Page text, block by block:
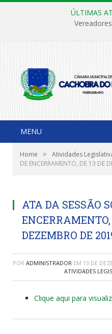
ÚLTIMAS
MENU
Home » Atividades
DE ENCERRAMENTO, DE 13 DE
ATA DA SESSÃO
ENCERRAMENTO,
DEZEMBRO DE
POR ADMINISTRADOR EM 13 DE
ATIVIDADES
Clique aqui para